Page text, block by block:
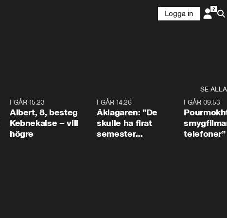
Logga in
SE ALLA
I GÅR 15:23
Albert, 8, besteg
Kebnekaise – vill
högre
I GÅR 14:26
Åklagaren: ”De
skulle ha firat
semester
I GÅR 09:53
telefoner”